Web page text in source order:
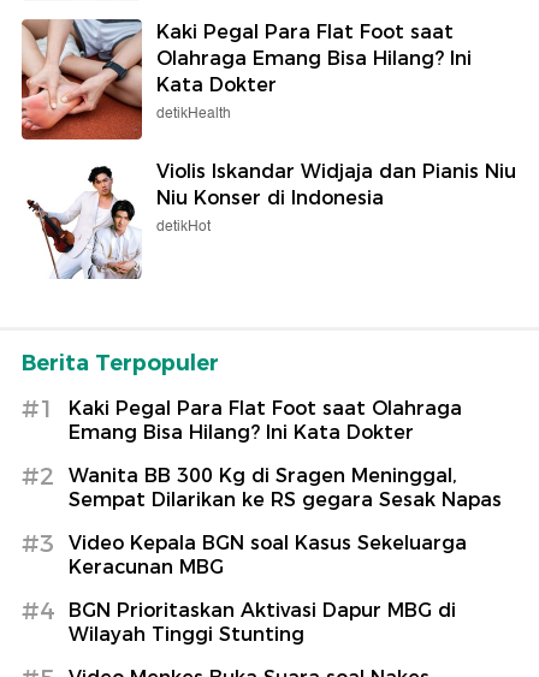
Kaki Pegal Para Flat Foot saat
Olahraga Emang Bisa Hilang? Ini
Kata Dokter
detikHealth
Violis Iskandar Widjaja dan Pianis Niu
Niu Konser di Indonesia
detikHot
Berita Terpopuler
#1
Kaki Pegal Para Flat Foot saat Olahraga
Emang Bisa Hilang? Ini Kata Dokter
#2
Wanita BB 300 Kg di Sragen Meninggal,
Sempat Dilarikan ke RS gegara Sesak Napas
#3
Video Kepala BGN soal Kasus Sekeluarga
Keracunan MBG
#4
BGN Prioritaskan Aktivasi Dapur MBG di
Wilayah Tinggi Stunting